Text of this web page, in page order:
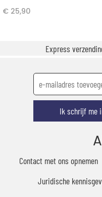
€ 25,90
Express
Ik schrijf me
Contact met ons opnemen
Juridische